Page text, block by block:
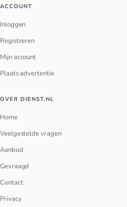
ACCOUNT
Inloggen
Registreren
Mijn account
Plaats advertentie
OVER DIENST.NL
Home
Veelgestelde vragen
Aanbod
Gevraagd
Contact
Privacy